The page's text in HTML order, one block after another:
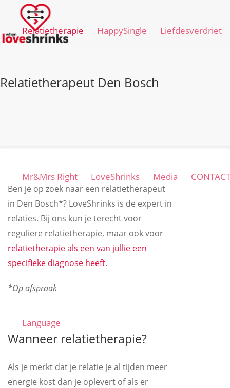
Relatietherapie HappySingle Liefdesverdriet
Mr&Mrs Right LoveShrinks Media CONTACT
Language
Relatietherapeut Den Bosch
Ben je op zoek naar een relatietherapeut
in Den Bosch*? LoveShrinks is de expert in
relaties. Bij ons kun je terecht voor
reguliere relatietherapie, maar ook voor
relatietherapie als een van jullie een
specifieke diagnose heeft.
*Op afspraak
Wanneer relatietherapie?
Als je merkt dat je relatie je al tijden meer
energie kost dan je oplevert of als er